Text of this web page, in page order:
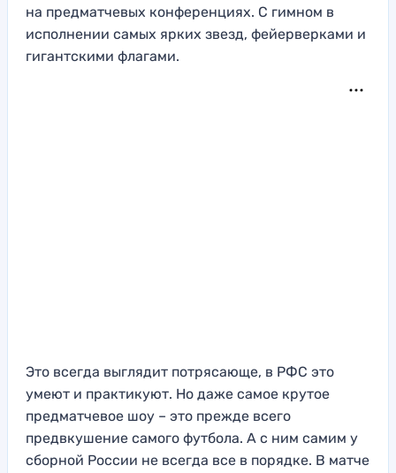
на предматчевых конференциях. С гимном в
исполнении самых ярких звезд, фейерверками и
гигантскими флагами.
Это всегда выглядит потрясающе, в РФС это
умеют и практикуют. Но даже самое крутое
предматчевое шоу – это прежде всего
предвкушение самого футбола. А с ним самим у
сборной России не всегда все в порядке. В матче